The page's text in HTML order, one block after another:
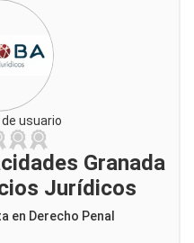
usuario
Granada
Jurídicos
en Derecho Penal